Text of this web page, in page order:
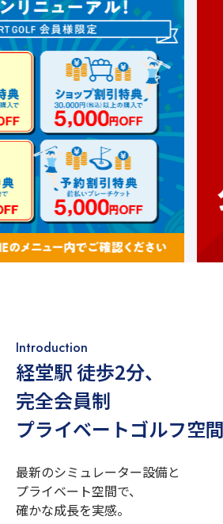
Introduction
経堂駅 徒歩2分、
完全会員制
プライベートゴルフ空間
最新のシミュレーター設備と
プライベート空間で、
確かな成長を実感。